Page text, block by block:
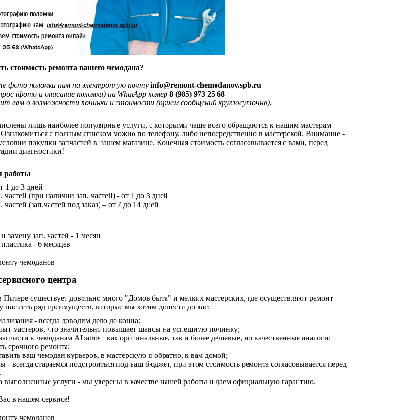
стоимость ремонта вашего чемодана?
фото поломки нам на электронную почту info@remont-chemodanov.spb.ru
(фото и описание поломки) на WhatApp номер 8 (985) 973 25 68
вам о возможности починки и стоимости (прием сообщений круглосуточно).
лишь наиболее популярные услуги, с которыми чаще всего обращаются к нашим мастерам
с полным списком можно по телефону, либо непосредственно в мастерской. Внимание -
покупки запчастей в нашем магазине. Конечная стоимость согласовывается с вами, перед
диагностики!
работы
1 до 3 дней
частей (при наличии зап. частей) - от 1 до 3 дней
частей (зап.частей под заказ) – от 7 до 14 дней
замену зап. частей - 1 месяц
- 6 месяцев
центра
существует довольно много "Домов быта" и мелких мастерских, где осуществляют ремонт
нас есть ряд преимуществ, которые мы хотим донести до вас:
- всегда доводим дело до конца;
мастеров, что значительно повышает шансы на успешную починку;
к чемоданам Albatros - как оригинальные, так и более дешевые, но качественные аналоги;
срочного ремонта;
ваш чемодан курьеров, в мастерскую и обратно, к вам домой;
- всегда стараемся подстроиться под ваш бюджет, при этом стоимость ремонта согласовывается перед
выполненные услуги - мы уверены в качестве нашей работы и даем официальную гарантию.
в нашем сервисе!